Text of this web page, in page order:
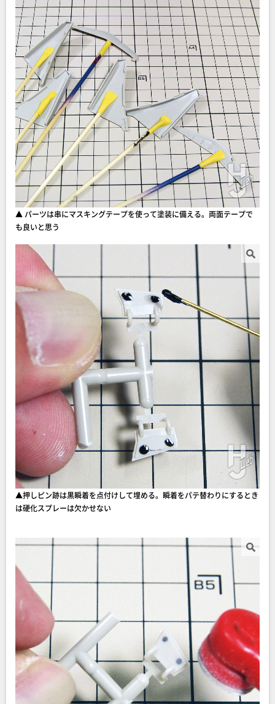
▲ パーツは串にマスキングテープを使って塗装に備える。両面テープで
も良いと思う
▲押しピン跡は黒瞬着を点付けして埋める。瞬着をパテ替わりにするとき
は硬化スプレーは欠かせない